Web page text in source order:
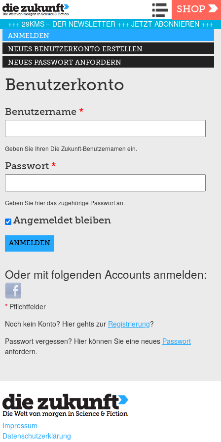
Navigation
SHOP
+++ 29KMS – DER NEWSLETTER +++ JETZT ABONNIEREN +++
Haupt-Reiter
ANMELDEN
(AKTIVER REITER)
NEUES BENUTZERKONTO ERSTELLEN
NEUES PASSWORT ANFORDERN
Benutzerkonto
Benutzername *
Geben Sie Ihren Die Zukunft-Benutzernamen ein.
Passwort *
Geben Sie hier das zugehörige Passwort an.
Angemeldet bleiben
Oder mit folgenden Accounts anmelden:
Login with Facebook
* Pflichtfelder
Noch kein Konto? Hier gehts zur Registrierung?
Passwort vergessen? Hier können Sie eine neues Passwort
anfordern.
Impressum
Datenschutzerklärung